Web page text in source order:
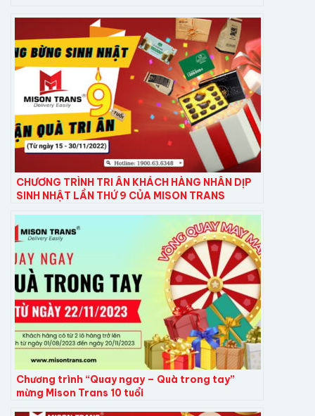
CHƯƠNG TRÌNH TRI ÂN KHÁCH HÀNG NHÂN DỊP
SINH NHẬT LẦN THỨ 9 CỦA MISON TRANS
Chương trình “Quay ngay – Quà trong tay”
mừng Mison Trans 10 tuổi